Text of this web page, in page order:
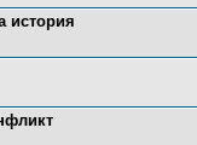
история